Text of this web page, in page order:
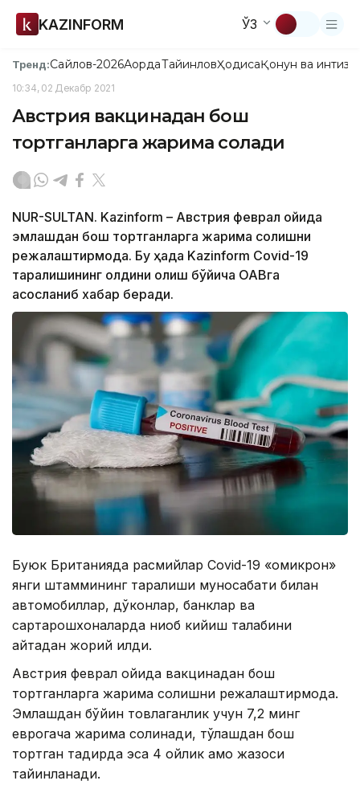
KAZINFORM ЎЗ
Тренд:Сайлов-2026АқордаТайинловҲодисаҚонун ва
10:34, 02 Декабр 2021
Австрия вакцинадан бош
тортганларга жарима солади
NUR-SULTAN. Kazinform – Австрия феврал ойида
эмлашдан бош тортганларга жарима солишни
режалаштирмоқда. Бу ҳақда Kazinform Covid-19
тарқалишининг олдини олиш бўйича ОАВга
асосланиб хабар беради.
Буюк Британияда расмийлар Covid-19 «омикрон»
янги штаммининг тарқалиши муносабати билан
автомобиллар, дўконлар, банклар ва
сартарошхоналарда ниқоб кийиш талабини
қайтадан жорий қилди.
Австрия феврал ойида вакцинадан бош
тортганларга жарима солишни режалаштирмоқда.
Эмлашдан бўйин товлаганлик учун 7,2 минг
еврогача жарима солинади, тўлашдан бош
тортган тақдирда эса 4 ойлик қамоқ жазоси
тайинланади.